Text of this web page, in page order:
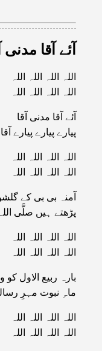
آئے آقا مدنی
اللہ اللہ اللہ اللہ
اللہ اللہ اللہ اللہ
آئے آقا مدنی آقا
پیارے پیارے پیارے آقا
اللہ اللہ اللہ اللہ
اللہ اللہ اللہ اللہ
آمنہ بی بی کے
پڑھتے ہیں صلَّی
اللہ اللہ اللہ اللہ
اللہ اللہ اللہ اللہ
بارہ ربیع الاول کو
ماہِ نبوت مہرِ
اللہ اللہ اللہ اللہ
اللہ اللہ اللہ اللہ